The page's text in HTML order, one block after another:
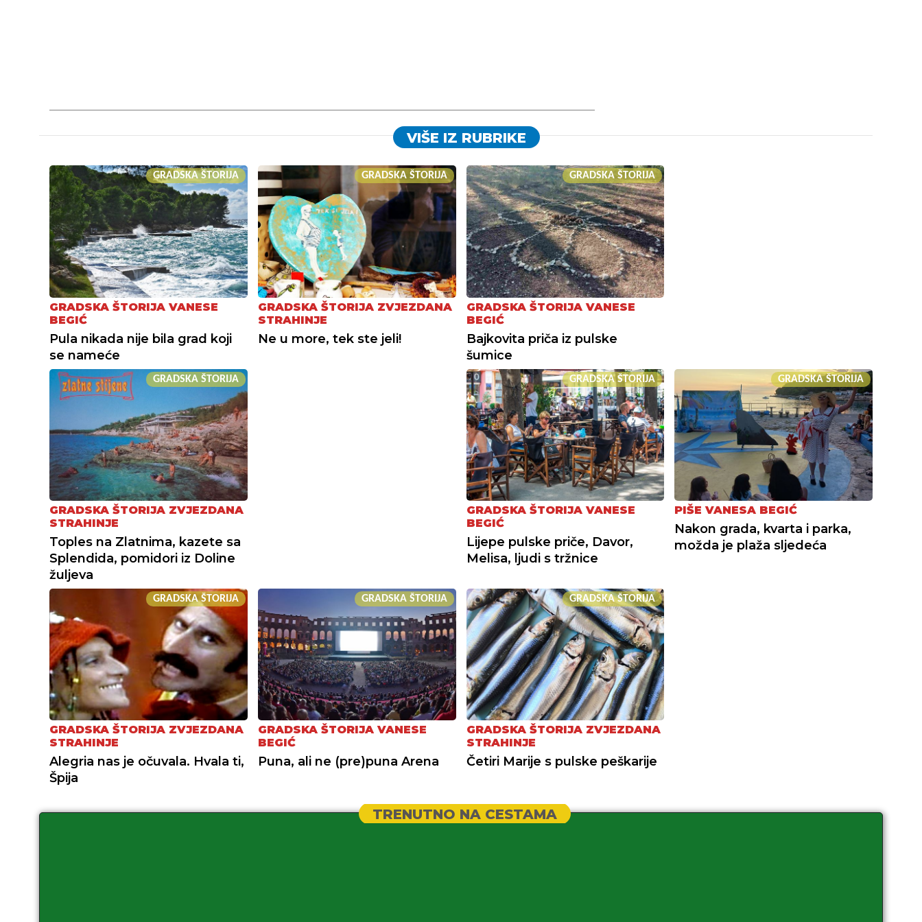
VIŠE IZ RUBRIKE
GRADSKA ŠTORIJA
GRADSKA ŠTORIJA VANESE
BEGIĆ
Pula nikada nije bila grad koji
se nameće
GRADSKA ŠTORIJA
GRADSKA ŠTORIJA ZVJEZDANA
STRAHINJE
Ne u more, tek ste jeli!
GRADSKA ŠTORIJA
GRADSKA ŠTORIJA VANESE
BEGIĆ
Bajkovita priča iz pulske
šumice
GRADSKA ŠTORIJA
GRADSKA ŠTORIJA ZVJEZDANA
STRAHINJE
Toples na Zlatnima, kazete sa
Splendida, pomidori iz Doline
žuljeva
GRADSKA ŠTORIJA
GRADSKA ŠTORIJA VANESE
BEGIĆ
Lijepe pulske priče, Davor,
Melisa, ljudi s tržnice
GRADSKA ŠTORIJA
PIŠE VANESA BEGIĆ
Nakon grada, kvarta i parka,
možda je plaža sljedeća
GRADSKA ŠTORIJA
GRADSKA ŠTORIJA ZVJEZDANA
STRAHINJE
Alegria nas je očuvala. Hvala ti,
Špija
GRADSKA ŠTORIJA
GRADSKA ŠTORIJA VANESE
BEGIĆ
Puna, ali ne (pre)puna Arena
GRADSKA ŠTORIJA
GRADSKA ŠTORIJA ZVJEZDANA
STRAHINJE
Četiri Marije s pulske peškarije
TRENUTNO NA CESTAMA